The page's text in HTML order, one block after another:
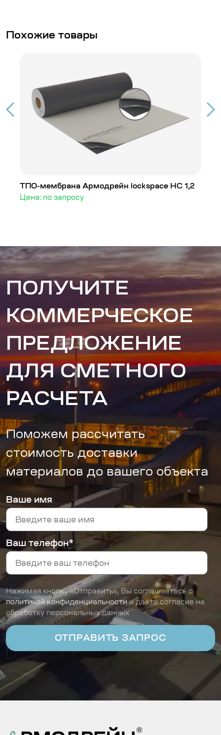
Похожие товары
ТПО-мембрана Армодрейн lockspace HC 1,2
Цена: по запросу
ПОЛУЧИТЕ
КОММЕРЧЕСКОЕ
ПРЕДЛОЖЕНИЕ
ДЛЯ СМЕТНОГО
РАСЧЕТА
Поможем рассчитать
стоимость доставки
материалов до вашего объекта
Ваше имя
Ваш телефон*
Нажимая кнопку «Отправить», Вы соглашаетесь с
политикой конфиденциальностии даёте согласие на
обработку персональных данных